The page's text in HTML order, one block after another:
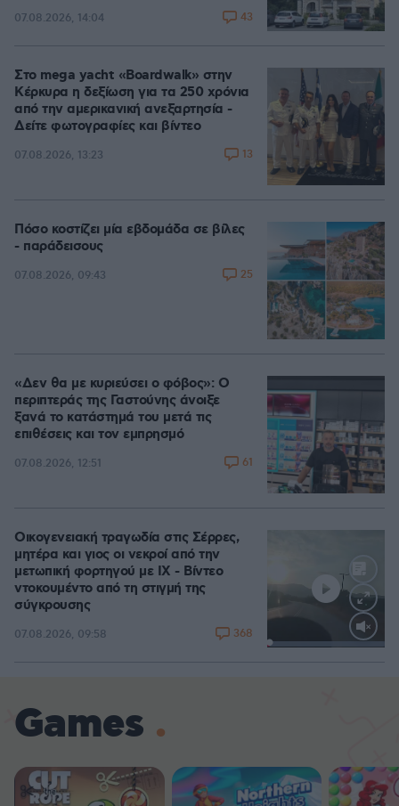
07.08.2026, 14:04 43
Στο mega yacht «Boardwalk» στην
Κέρκυρα η δεξίωση για τα 250 χρόνια
από την αμερικανική ανεξαρτησία -
Δείτε φωτογραφίες και βίντεο
07.08.2026, 13:23 13
Πόσο κοστίζει μία εβδομάδα σε βίλες
- παράδεισους
07.08.2026, 09:43 25
«Δεν θα με κυριεύσει ο φόβος»: Ο
περιπτεράς της Γαστούνης άνοιξε
ξανά το κατάστημά του μετά τις
επιθέσεις και τον εμπρησμό
07.08.2026, 12:51 61
Loaded:
Οικογενειακή τραγωδία στις Σέρρες,
μητέρα και γιος οι νεκροί από την
μετωπική φορτηγού με ΙΧ - Βίντεο
ντοκουμέντο από τη στιγμή της
σύγκρουσης
07.08.2026, 09:58 368
Games